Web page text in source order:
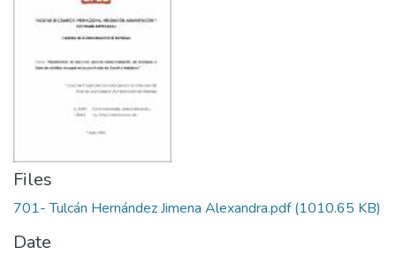
Files
701- Tulcán Hernández Jimena Alexandra.pdf(1010.65 KB)
Date